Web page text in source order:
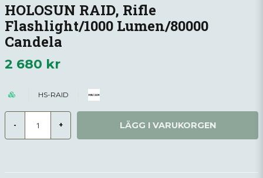
HOLOSUN RAID, Rifle
Flashlight/1000 Lumen/80000
Candela
2 680 kr
HS-RAID
- + LÄGG I VARUKORGEN